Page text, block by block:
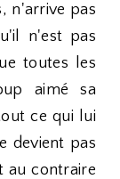
n'arrive pas
n'est pas
toutes les
aimé sa
ce qui lui
devient pas
au contraire